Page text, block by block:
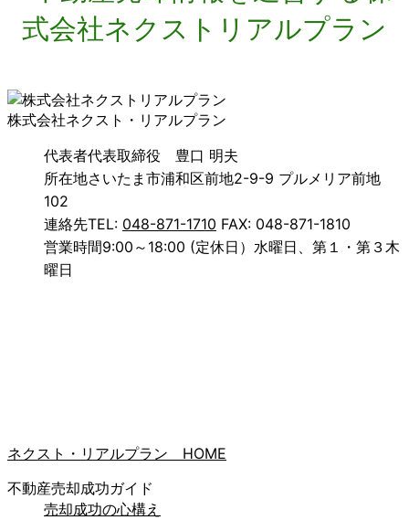
株式会社ネクスト・リアルプラン
代表者代表取締役 豊口 明夫
所在地さいたま市浦和区前地2-9-9 プルメリア前地
102
連絡先TEL: 048-871-1710 FAX: 048-871-1810
営業時間9:00～18:00 (定休日）水曜日、第１・第３木
曜日
ネクスト・リアルプラン HOME
不動産売却成功ガイド
売却成功の心構え